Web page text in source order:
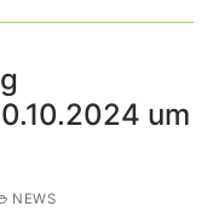
um
NEWS